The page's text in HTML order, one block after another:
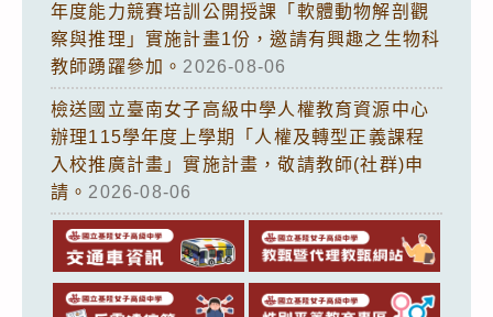
年度能力競賽培訓公開授課「軟體動物解剖觀
察與推理」實施計畫1份，邀請有興趣之生物科
教師踴躍參加。 2026-08-06
檢送國立臺南女子高級中學人權教育資源中心
辦理115學年度上學期「人權及轉型正義課程
入校推廣計畫」實施計畫，敬請教師(社群)申
請。 2026-08-06